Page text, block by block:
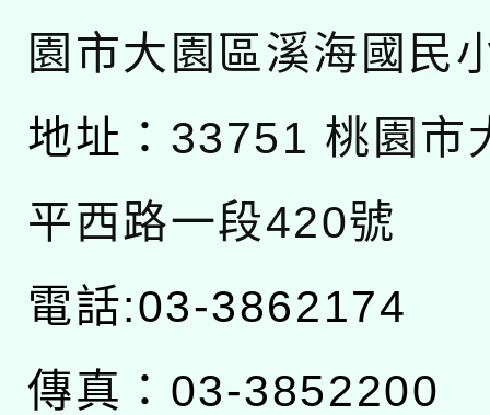
園市大園區溪海國民
地址： 33751 桃園市
平西路一段420號
電話:03-3862174
傳真：03-3852200